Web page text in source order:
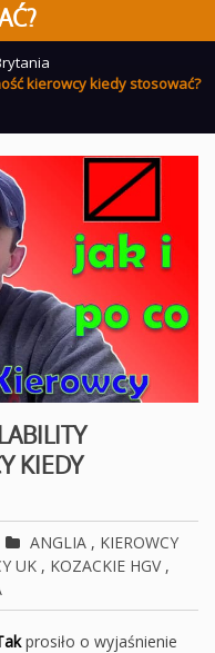
kierowcy kiedy stosować?
KIEDY
ANGLIA , KIEROWCY
UK , KOZACKIE HGV,
prosiło o wyjaśnienie